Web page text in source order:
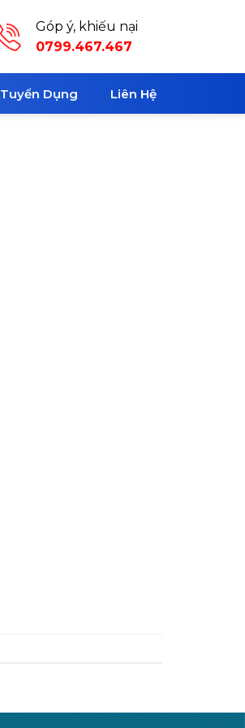
Góp ý, khiếu nại
0799.467.467
Tuyển Dụng Liên Hệ